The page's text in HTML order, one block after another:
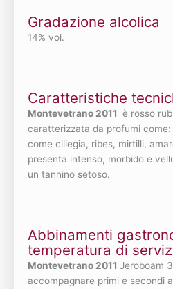
Gradazione alcolica
14% vol.
Caratteristiche
Montevetrano 2011 è rosso
caratterizzata da profumi
come ciliegia, ribes, mirtilli,
presenta intenso, morbido e
un tannino setoso.
Abbinamenti
temperatura di
Montevetrano 2011 Jeroboam
accompagnare primi e secondi